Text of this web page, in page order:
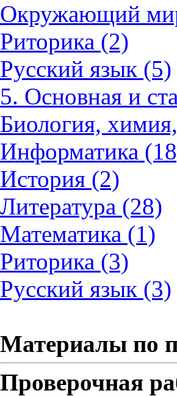
Окружающий
Риторика (2)
Русский язык (5)
5. Основная и
Биология,
Информатика
История (2)
Литература (28)
Математика (1)
Риторика (3)
Русский язык (3)
Материалы по
Проверочная